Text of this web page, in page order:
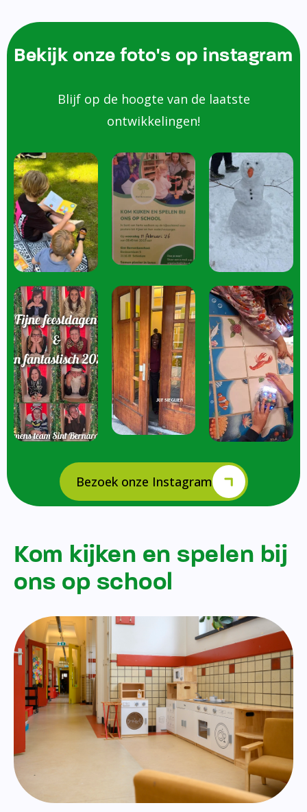
Bekijk onze foto's op instagram
Blijf op de hoogte van de laatste
ontwikkelingen!
Bezoek onze Instagram
Kom kijken en spelen bij
ons op school